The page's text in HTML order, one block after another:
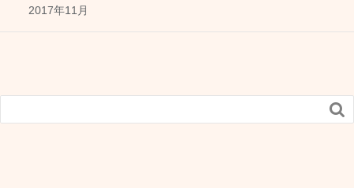
2017年11月
